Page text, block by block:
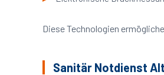
Diese Technologien
Sanitär Notdienst